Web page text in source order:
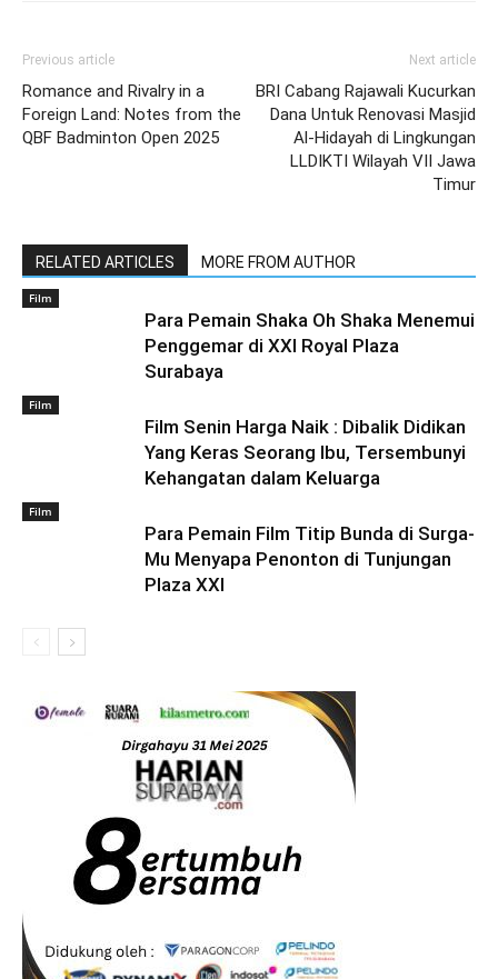
Previous article
Romance and Rivalry in a
Foreign Land: Notes from the
QBF Badminton Open 2025
Next article
BRI Cabang Rajawali Kucurkan
Dana Untuk Renovasi Masjid
Al-Hidayah di Lingkungan
LLDIKTI Wilayah VII Jawa
Timur
RELATED ARTICLES MORE FROM AUTHOR
Film
Para Pemain Shaka Oh Shaka Menemui
Penggemar di XXI Royal Plaza
Surabaya
Film
Film Senin Harga Naik : Dibalik Didikan
Yang Keras Seorang Ibu, Tersembunyi
Kehangatan dalam Keluarga
Film
Para Pemain Film Titip Bunda di Surga-
Mu Menyapa Penonton di Tunjungan
Plaza XXI